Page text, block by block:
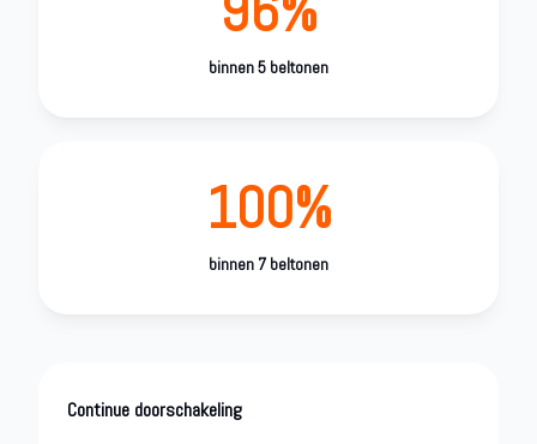
binnen 5 beltonen
100%
binnen 7 beltonen
Continue doorschakeling